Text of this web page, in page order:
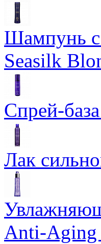
Шампунь с
Seasilk
Спрей-
Лак
Anti-Aging